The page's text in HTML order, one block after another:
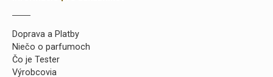
Doprava a Platby
Niečo o parfumoch
Čo je Tester
Výrobcovia